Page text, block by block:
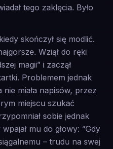
tego zaklęcia. Było
skończył się modlić.
Wziął do ręki
magii” i zaczął
Problemem jednak
miała napisów, przez
miejscu szukać
sobie jednak
mu do głowy: “Gdy
– trudu na swej